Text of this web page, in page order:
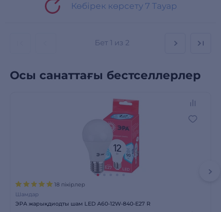
Көбірек көрсету 7 Тауар
Бет 1 из 2
Осы санаттағы бестселлерлер
18 пікірлер
Шамдар
ЭРА жарықдиодты шам LED A60-12W-840-E27 R